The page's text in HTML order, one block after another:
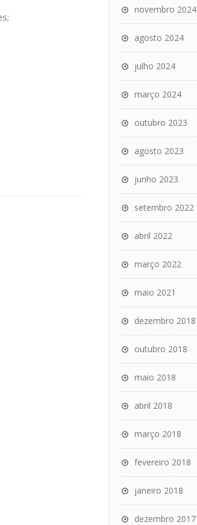
novembro 2024
agosto 2024
julho 2024
março 2024
outubro 2023
agosto 2023
junho 2023
setembro 2022
abril 2022
março 2022
maio 2021
dezembro 2018
outubro 2018
maio 2018
abril 2018
março 2018
fevereiro 2018
janeiro 2018
dezembro 2017